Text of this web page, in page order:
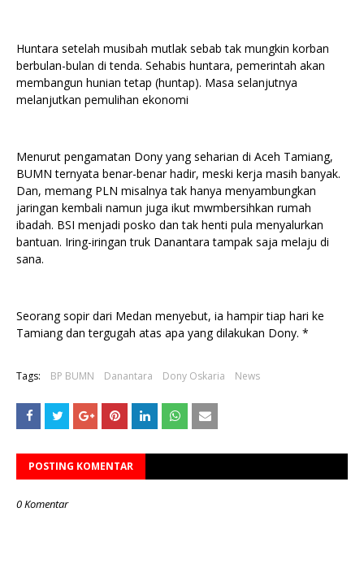
Huntara setelah musibah mutlak sebab tak mungkin korban
berbulan-bulan di tenda. Sehabis huntara, pemerintah akan
membangun hunian tetap (huntap). Masa selanjutnya
melanjutkan pemulihan ekonomi
Menurut pengamatan Dony yang seharian di Aceh Tamiang,
BUMN ternyata benar-benar hadir, meski kerja masih banyak.
Dan, memang PLN misalnya tak hanya menyambungkan
jaringan kembali namun juga ikut mwmbersihkan rumah
ibadah. BSI menjadi posko dan tak henti pula menyalurkan
bantuan. Iring-iringan truk Danantara tampak saja melaju di
sana.
Seorang sopir dari Medan menyebut, ia hampir tiap hari ke
Tamiang dan tergugah atas apa yang dilakukan Dony. *
Tags: BP BUMN Danantara Dony Oskaria News
POSTING KOMENTAR
0 Komentar